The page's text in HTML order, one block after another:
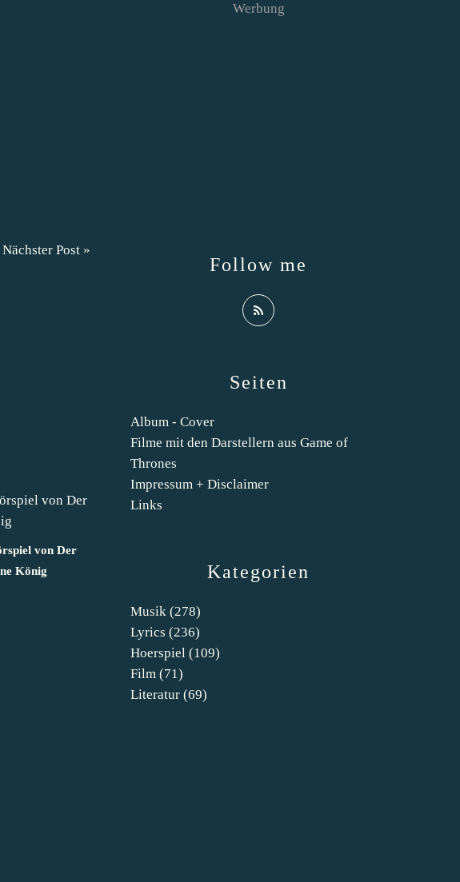
Nächster Post »
von Der
König
Kategorien
Musik (278)
Lyrics (236)
Hoerspiel (109)
Film (71)
Literatur (69)
Seiten
Album - Cover
Filme mit den Darstellern aus Game of
Thrones
Impressum + Disclaimer
Links
Follow me
Werbung